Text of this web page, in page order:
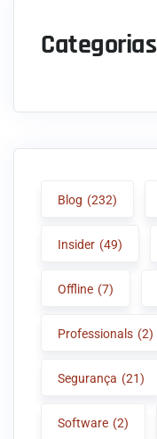
Categorias
Blog (232)
Insider (49)
Offline (7)
Professionals (2)
Segurança (21)
Software (2)